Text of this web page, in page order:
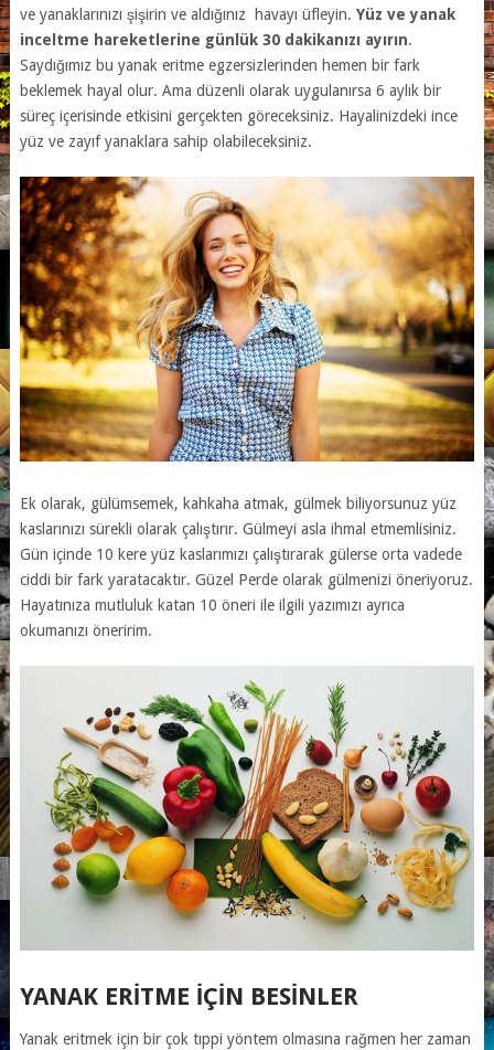
ve yanaklarınızı şişirin ve aldığınız havayı üfleyin. Yüz ve yanak
inceltme hareketlerine günlük 30 dakikanızı ayırın.
Saydığımız bu yanak eritme egzersizlerinden hemen bir fark
beklemek hayal olur. Ama düzenli olarak uygulanırsa 6 aylık bir
süreç içerisinde etkisini gerçekten göreceksiniz. Hayalinizdeki ince
yüz ve zayıf yanaklara sahip olabileceksiniz.
Ek olarak, gülümsemek, kahkaha atmak, gülmek biliyorsunuz yüz
kaslarınızı sürekli olarak çalıştırır. Gülmeyi asla ihmal etmemlisiniz.
Gün içinde 10 kere yüz kaslarımızı çalıştırarak gülerse orta vadede
ciddi bir fark yaratacaktır. Güzel Perde olarak gülmenizi öneriyoruz.
Hayatınıza mutluluk katan 10 öneri ile ilgili yazımızı ayrıca
okumanızı öneririm.
YANAK ERITME IÇIN BESINLER
Yanak eritmek için bir çok tıppi yöntem olmasına rağmen her zaman